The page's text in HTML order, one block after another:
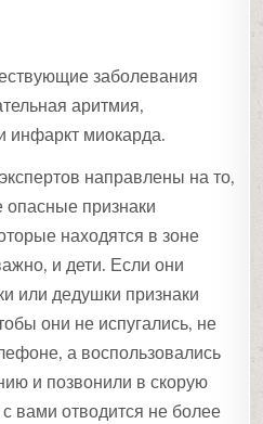
заболевания
аритмия,
инфаркт миокарда.
направлены на то,
опасные признаки
находятся в зоне
и дети. Если они
или дедушки признаки
они не испугались, не
а воспользовались
и позвонили в скорую
вами отводится не более